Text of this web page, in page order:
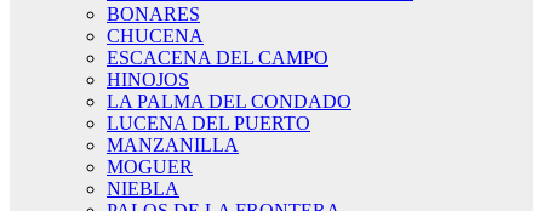
BONARES
CHUCENA
ESCACENA DEL CAMPO
HINOJOS
LA PALMA DEL CONDADO
LUCENA DEL PUERTO
MANZANILLA
MOGUER
NIEBLA